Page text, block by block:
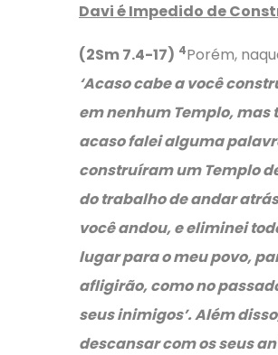
Davi é Impedido de
(2Sm 7.4-17) 4Porém,
‘Acaso cabe a você
em nenhum Templo, mas
acaso falei alguma
construíram um Templo
do trabalho de andar
você andou, e eliminei
lugar para o meu povo,
afligirão, como no
seus inimigos’. Além
descansar com os seus